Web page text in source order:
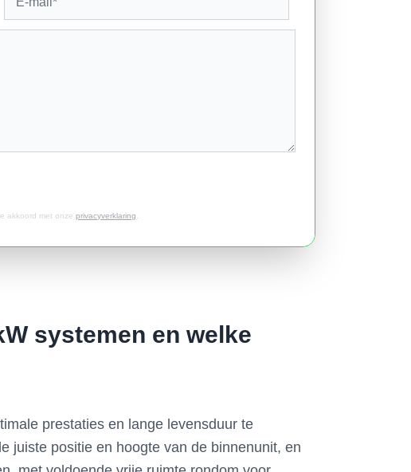
akkoord met onzeprivacyverklaring
systemen en welke
prestaties en lange levensduur te
juiste positie en hoogte van de binnenunit, en